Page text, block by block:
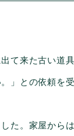
て来た古い道
」との依頼を
た。家屋から